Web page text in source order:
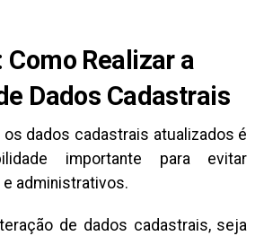
Como Realizar a
Dados Cadastrais
os dados cadastrais atualizados é
importante para evitar
administrativos.
de dados cadastrais, seja